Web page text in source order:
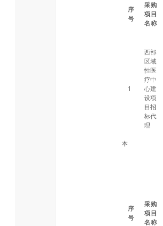
序
号
采购
项目
名称
1
西部
区域
性医
疗中
心建
设项
目招
标代
理
本
序
号
采购
项目
名称